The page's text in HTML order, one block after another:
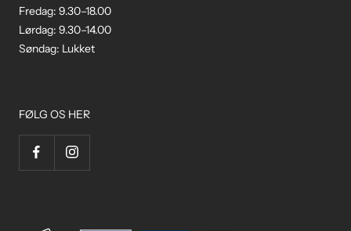
Fredag: 9.30–18.00
Lørdag: 9.30–14.00
Søndag: Lukket
FØLG OS HER